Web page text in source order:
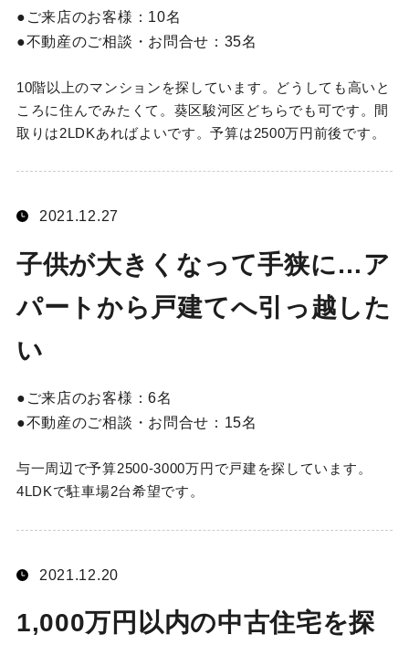
ご来店のお客様： 10名
不動産のご相談・お問合せ： 35名
10階以上のマンションを探しています。どうしても高いと
ころに住んでみたくて。葵区駿河区どちらでも可です。間
取りは2LDKあればよいです。予算は2500万円前後です。
2021.12.27
子供が大きくなって手狭に…ア
パートから戸建てへ引っ越した
い
ご来店のお客様：6名
不動産のご相談・お問合せ： 15名
与一周辺で予算2500-3000万円で戸建を探しています。
4LDKで駐車場2台希望です。
2021.12.20
1,000万円以内の中古住宅を探